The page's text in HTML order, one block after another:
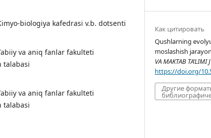
biologiya kafedrasi v.b. dotsenti
va aniq fanlar fakulteti
talabasi
va aniq fanlar fakulteti
talabasi
Как цитировать
Qushlarning
moslashish
VA MAKTAB TA’LIMI
https://doi.org/
Другие